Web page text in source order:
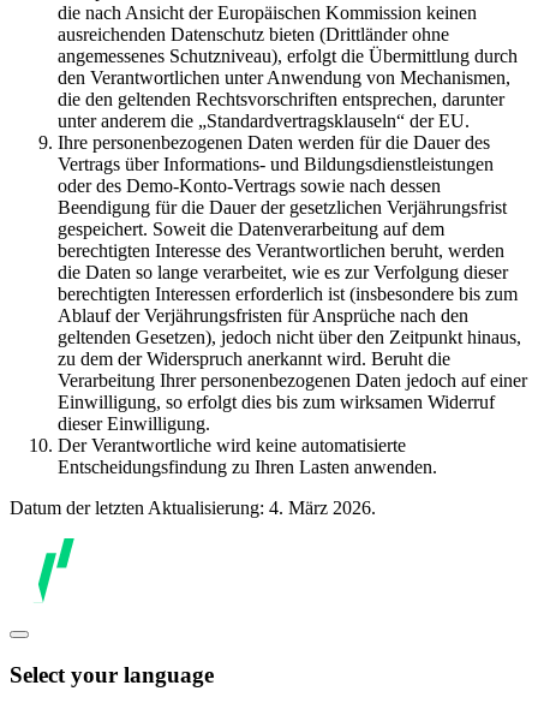
die nach Ansicht der Europäischen Kommission keinen
ausreichenden Datenschutz bieten (Drittländer ohne
angemessenes Schutzniveau), erfolgt die Übermittlung durch
den Verantwortlichen unter Anwendung von Mechanismen,
die den geltenden Rechtsvorschriften entsprechen, darunter
unter anderem die „Standardvertragsklauseln“ der EU.
Ihre personenbezogenen Daten werden für die Dauer des
Vertrags über Informations- und Bildungsdienstleistungen
oder des Demo-Konto-Vertrags sowie nach dessen
Beendigung für die Dauer der gesetzlichen Verjährungsfrist
gespeichert. Soweit die Datenverarbeitung auf dem
berechtigten Interesse des Verantwortlichen beruht, werden
die Daten so lange verarbeitet, wie es zur Verfolgung dieser
berechtigten Interessen erforderlich ist (insbesondere bis zum
Ablauf der Verjährungsfristen für Ansprüche nach den
geltenden Gesetzen), jedoch nicht über den Zeitpunkt hinaus,
zu dem der Widerspruch anerkannt wird. Beruht die
Verarbeitung Ihrer personenbezogenen Daten jedoch auf einer
Einwilligung, so erfolgt dies bis zum wirksamen Widerruf
dieser Einwilligung.
Der Verantwortliche wird keine automatisierte
Entscheidungsfindung zu Ihren Lasten anwenden.
Datum der letzten Aktualisierung: 4. März 2026.
Select your language